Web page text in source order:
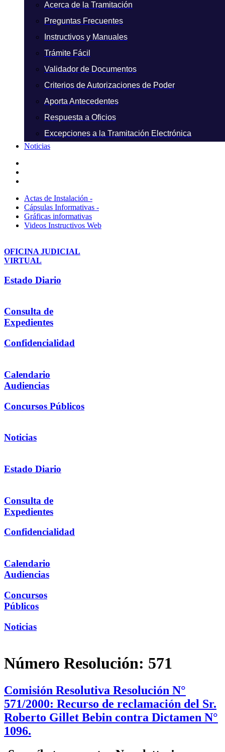
Acerca de la Tramitación
Preguntas Frecuentes
Instructivos y Manuales
Trámite Fácil
Validador de Documentos
Criterios de Autorizaciones de Poder
Aporta Antecedentes
Respuesta a Oficios
Excepciones a la Tramitación Electrónica
Noticias
Actas de Instalación -
Cápsulas Informativas -
Gráficas informativas
Videos Instructivos Web
OFICINA JUDICIAL
VIRTUAL
Estado Diario
Consulta de
Expedientes
Confidencialidad
Calendario
Audiencias
Concursos Públicos
Noticias
Estado Diario
Consulta de
Expedientes
Confidencialidad
Calendario
Audiencias
Concursos
Públicos
Noticias
Número Resolución: 571
Comisión Resolutiva Resolución N°
571/2000: Recurso de reclamación del Sr.
Roberto Gillet Bebin contra Dictamen N°
1096.